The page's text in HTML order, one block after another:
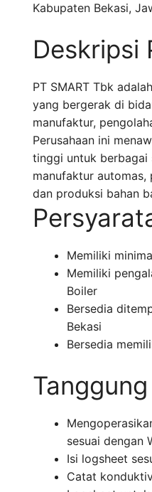
Kabupaten Bekasi,
Deskripsi
PT SMART Tbk
yang bergerak di
manufaktur,
Perusahaan ini
tinggi untuk
manufaktur automas,
dan produksi bahan
Memiliki
Memiliki
Boiler
Bersedia
Bekasi
Bersedia
sesuai dengan
Isi logsheet
Catat